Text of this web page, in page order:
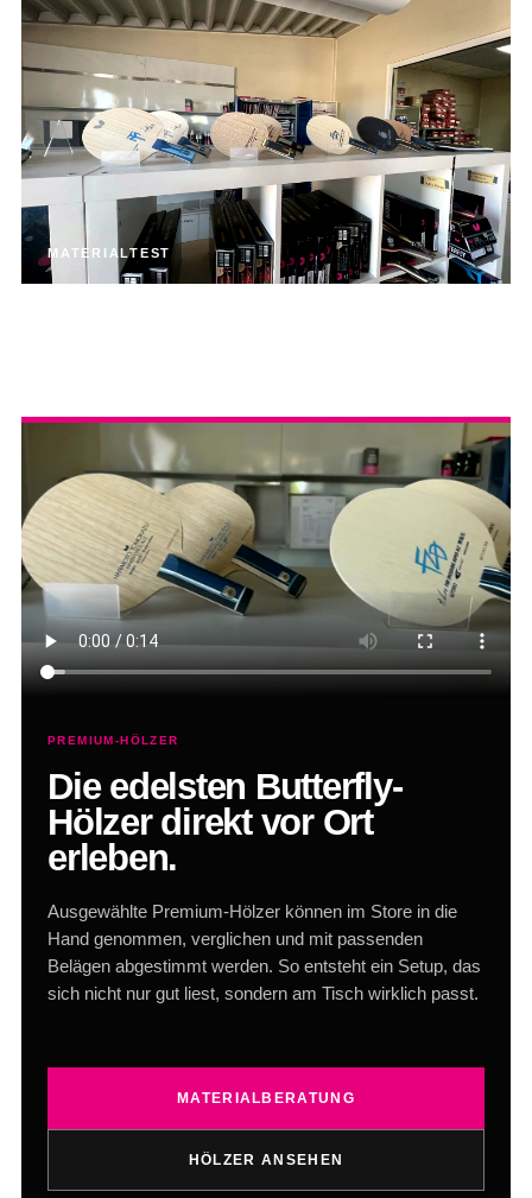
MATERIALTEST
PREMIUM-HÖLZER
Die edelsten Butterfly-
Hölzer direkt vor Ort
erleben.
Ausgewählte Premium-Hölzer können im Store in die
Hand genommen, verglichen und mit passenden
Belägen abgestimmt werden. So entsteht ein Setup, das
sich nicht nur gut liest, sondern am Tisch wirklich passt.
MATERIALBERATUNG
HÖLZER ANSEHEN